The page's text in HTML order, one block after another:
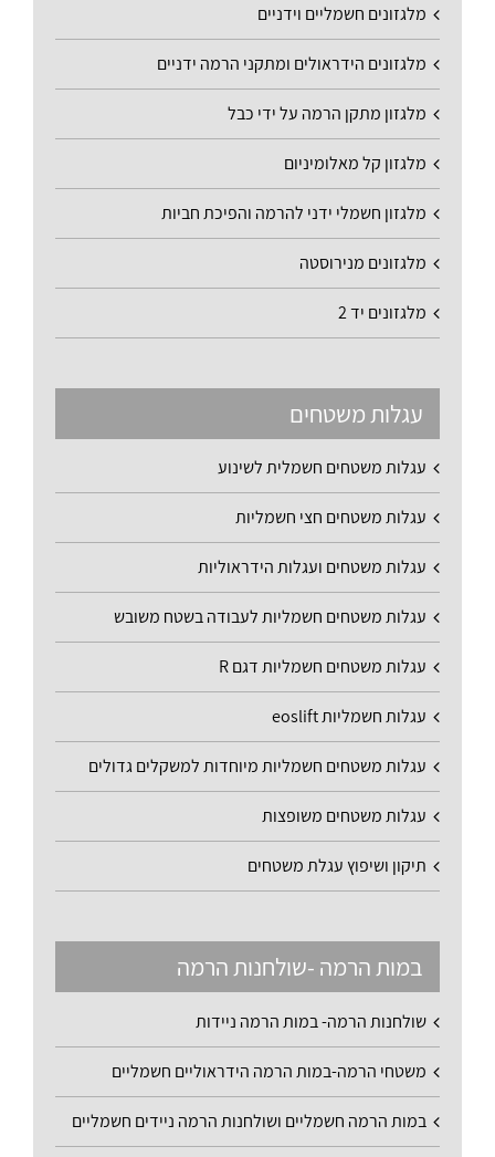
מלגזונים חשמליים וידניים
מלגזונים הידראולים ומתקני הרמה ידניים
מלגזון מתקן הרמה על ידי כבל
מלגזון קל מאלומיניום
מלגזון חשמלי ידני להרמה והפיכת חביות
מלגזונים מנירוסטה
מלגזונים יד 2
עגלות משטחים
עגלות משטחים חשמלית לשינוע
עגלות משטחים חצי חשמליות
עגלות משטחים ועגלות הידראוליות
עגלות משטחים חשמליות לעבודה בשטח משובש
עגלות משטחים חשמליות דגם R
עגלות חשמליות eoslift
עגלות משטחים חשמליות מיוחדות למשקלים גדולים
עגלות משטחים משופצות
תיקון ושיפוץ עגלת משטחים
במות הרמה -שולחנות הרמה
שולחנות הרמה- במות הרמה ניידות
משטחי הרמה-במות הרמה הידראוליים חשמליים
במות הרמה חשמליים ושולחנות הרמה ניידים חשמליים